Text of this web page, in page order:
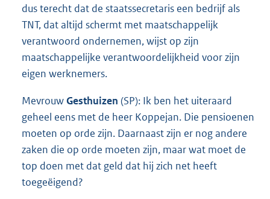
dus terecht dat de staatssecretaris een bedrijf als
TNT, dat altijd schermt met maatschappelijk
verantwoord ondernemen, wijst op zijn
maatschappelijke verantwoordelijkheid voor zijn
eigen werknemers.
MevrouwGesthuizen (SP): Ik ben het uiteraard
geheel eens met de heer Koppejan. Die pensioenen
moeten op orde zijn. Daarnaast zijn er nog andere
zaken die op orde moeten zijn, maar wat moet de
top doen met dat geld dat hij zich net heeft
toegeëigend?